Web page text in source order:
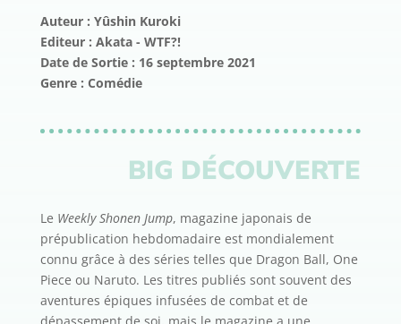
Auteur : Yûshin Kuroki
Editeur : Akata - WTF?!
Date de Sortie : 16 septembre 2021
Genre : Comédie
BIG DÉCOUVERTE
Le Weekly Shonen Jump, magazine japonais de
prépublication hebdomadaire est mondialement
connu grâce à des séries telles que Dragon Ball, One
Piece ou Naruto. Les titres publiés sont souvent des
aventures épiques infusées de combat et de